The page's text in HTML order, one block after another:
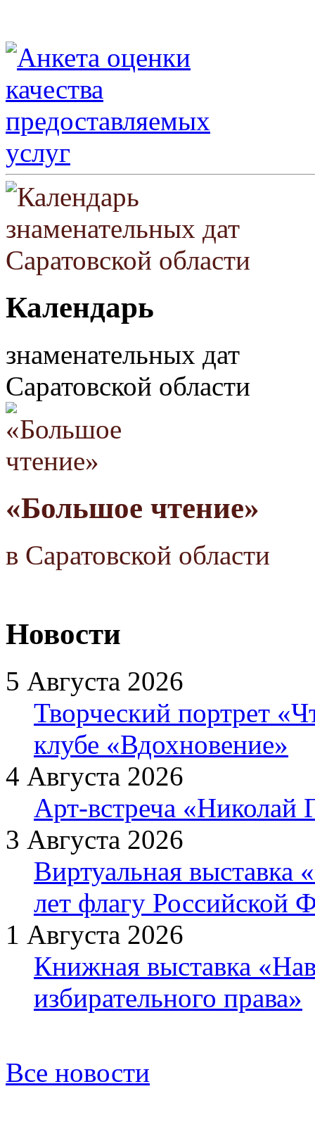
Календарь
знаменательных дат
Саратовской области
«Большое чтение»
в Саратовской области
Новости
5 Августа 2026
Творческий портрет
клубе «Вдохновение»
4 Августа 2026
Арт-встреча «Николай
3 Августа 2026
Виртуальная выставка
лет флагу Российской
1 Августа 2026
Книжная выставка
избирательного права»
Все новости